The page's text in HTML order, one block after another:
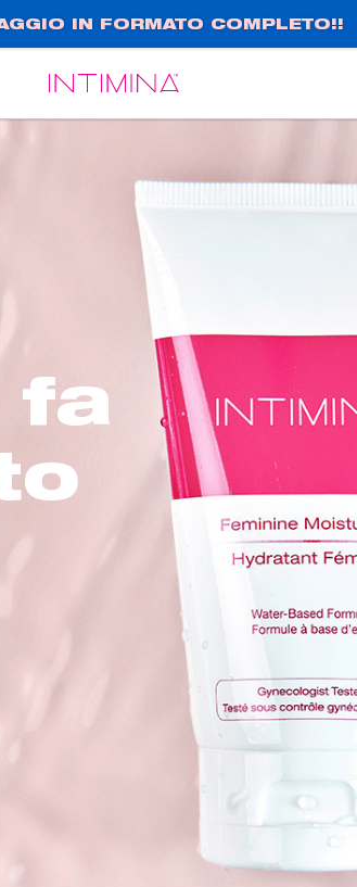
IN FORMATO COMPLETO!!
fa